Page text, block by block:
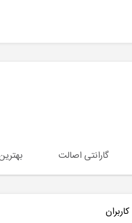
گارانتی اصالت